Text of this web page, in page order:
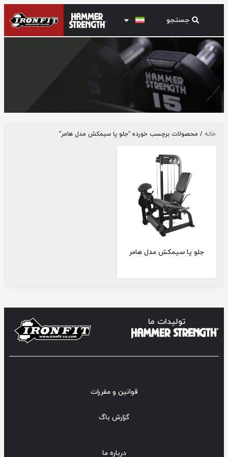
جلو پا سیمکش مدل هامرخانه / محصولات برچسب خورده “جلو پا سیمکش مدل هامر”
جلو پا سیمکش مدل هامر
تولیدات ما
قوانین و مقررات
گزارش باگ
درباره ما